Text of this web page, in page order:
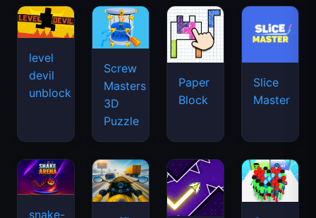
level
devil
unblock
Screw
Masters
3D
Puzzle
Paper
Block
Slice
Master
snake-